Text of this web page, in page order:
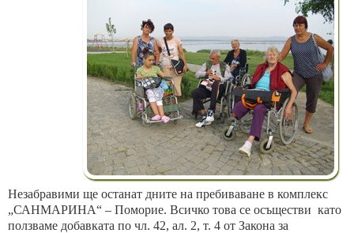
Незабравими ще останат дните на пребиваване в комплекс
„САНМАРИНА“ – Поморие. Всичко това се осъществи като
ползваме добавката по чл. 42, ал. 2, т. 4 от Закона за